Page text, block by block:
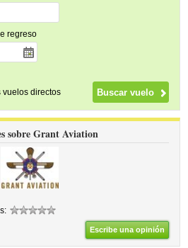
regreso
vuelos directos
sobre Grant Aviation
Escribe una opinión